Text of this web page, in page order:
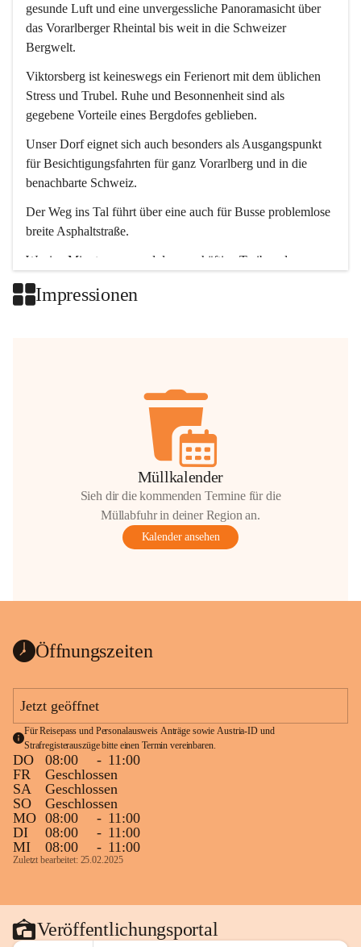
gesunde Luft und eine unvergessliche Panoramasicht über
das Vorarlberger Rheintal bis weit in die Schweizer
Bergwelt.
Viktorsberg ist keineswegs ein Ferienort mit dem üblichen
Stress und Trubel. Ruhe und Besonnenheit sind als
gegebene Vorteile eines Bergdofes geblieben.
Unser Dorf eignet sich auch besonders als Ausgangspunkt
für Besichtigungsfahrten für ganz Vorarlberg und in die
benachbarte Schweiz.
Der Weg ins Tal führt über eine auch für Busse problemlose
breite Asphaltstraße.
Wenige Minuten nur, und das geschäftige Treiben der
Impressionen
Müllkalender
Sieh dir die kommenden Termine für die
Müllabfuhr in deiner Region an.
Kalender ansehen
Öffnungszeiten
Jetzt geöffnet
Für Reisepass und Personalausweis Anträge sowie Austria-ID und
Strafregisterauszüge bitte einen Termin vereinbaren.
DO 08:00 - 11:00
FR
Geschlossen
SA
Geschlossen
SO
Geschlossen
MO 08:00 - 11:00
DI
08:00 - 11:00
MI
08:00 - 11:00
Zuletzt bearbeitet: 25.02.2025
Veröffentlichungsportal